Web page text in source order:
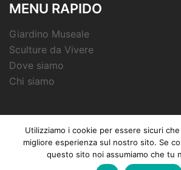
MENU RAPIDO
Giardino Museale
Sculture da Vivere
Dove siamo
Chi siamo
© 2026 Fondazione Peano.
Utilizziamo i cookie per essere sicuri
migliore esperienza sul nostro sito. Se
questo sito noi assumiamo che tu